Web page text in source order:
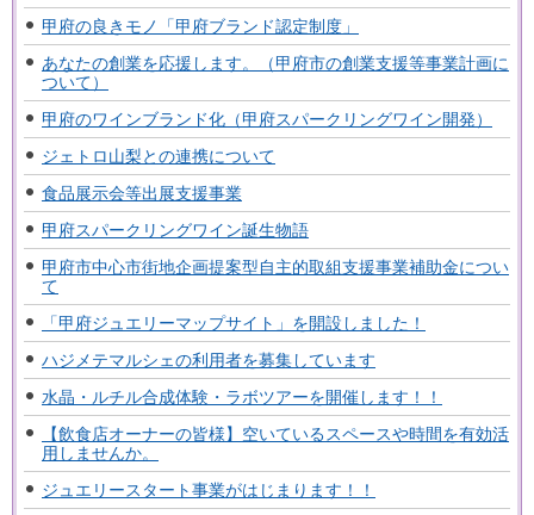
甲府の良きモノ「甲府ブランド認定制度」
あなたの創業を応援します。（甲府市の創業支援等事業計画に
ついて）
甲府のワインブランド化（甲府スパークリングワイン開発）
ジェトロ山梨との連携について
食品展示会等出展支援事業
甲府スパークリングワイン誕生物語
甲府市中心市街地企画提案型自主的取組支援事業補助金につい
て
「甲府ジュエリーマップサイト」を開設しました！
ハジメテマルシェの利用者を募集しています
水晶・ルチル合成体験・ラボツアーを開催します！！
【飲食店オーナーの皆様】空いているスペースや時間を有効活
用しませんか。
ジュエリースタート事業がはじまります！！